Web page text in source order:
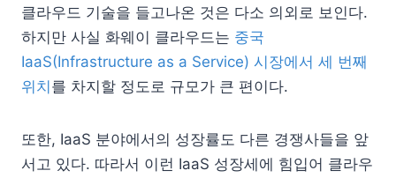
클라우드 기술을 들고나온 것은 다소 의외로 보인다.
하지만 사실 화웨이 클라우드는 중국
IaaS(Infrastructure as a Service) 시장에서 세 번째
위치를 차지할 정도로 규모가 큰 편이다.
또한, IaaS 분야에서의 성장률도 다른 경쟁사들을 앞
서고 있다. 따라서 이런 IaaS 성장세에 힘입어 클라우